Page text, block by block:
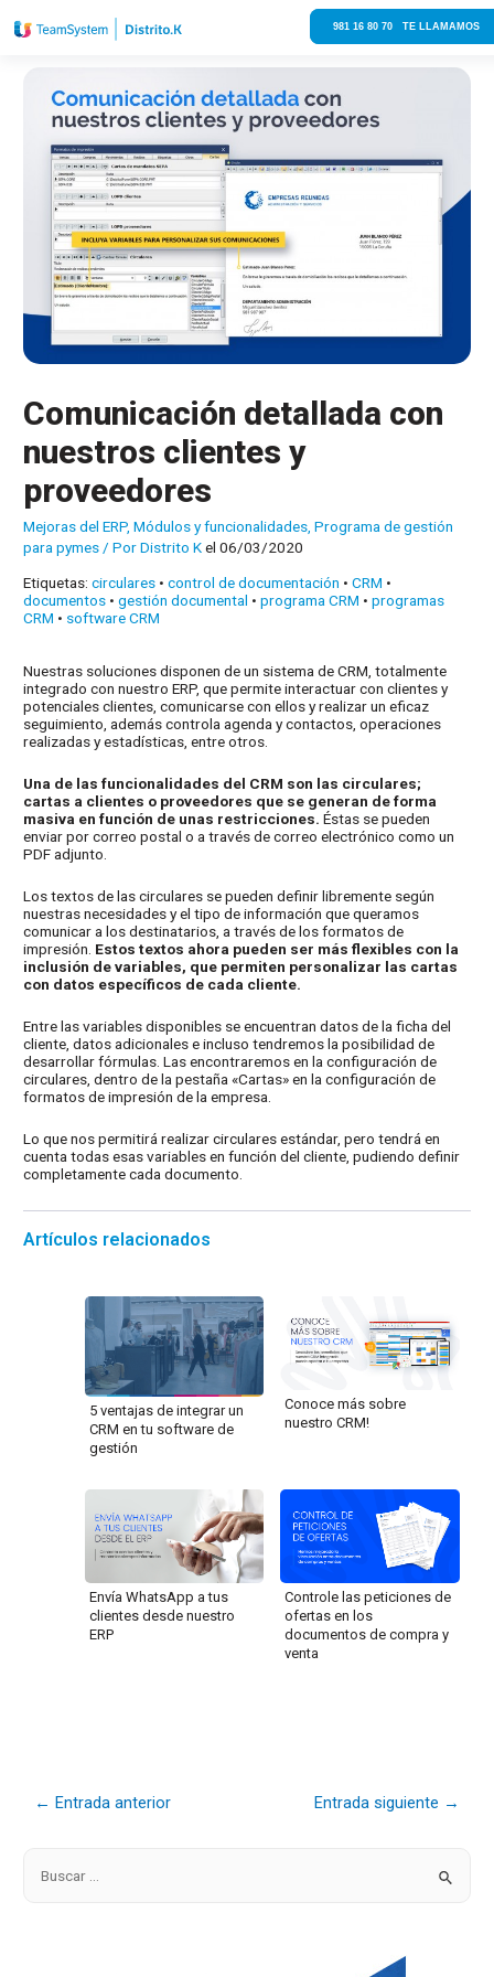
981 16 80 70 TE LLAMAMOS
Comunicación detallada con
nuestros clientes y
proveedores
Mejoras del ERP,Módulos y funcionalidades,Programa de gestión
para pymes/ PorDistrito Kel 06/03/2020
Etiquetas:circulares •control de documentación •CRM •
documentos •gestión documental •programa CRM •programas
CRM • software CRM
Nuestras soluciones disponen de un sistema de CRM, totalmente
integrado con nuestro ERP, que permite interactuar con clientes y
potenciales clientes, comunicarse con ellos y realizar un eficaz
seguimiento, además controla agenda y contactos, operaciones
realizadas y estadísticas, entre otros.
Una de las funcionalidades del CRM son las circulares;
cartas a clientes o proveedores que se generan de forma
masiva en función de unas restricciones. Éstas se pueden
enviar por correo postal o a través de correo electrónico como un
PDF adjunto.
Los textos de las circulares se pueden definir libremente según
nuestras necesidades y el tipo de información que queramos
comunicar a los destinatarios, a través de los formatos de
impresión. Estos textos ahora pueden ser más flexibles con la
inclusión de variables, que permiten personalizar las cartas
con datos específicos de cada cliente.
Entre las variables disponibles se encuentran datos de la ficha del
cliente, datos adicionales e incluso tendremos la posibilidad de
desarrollar fórmulas. Las encontraremos en la configuración de
circulares, dentro de la pestaña «Cartas» en la configuración de
formatos de impresión de la empresa.
Lo que nos permitirá realizar circulares estándar, pero tendrá en
cuenta todas esas variables en función del cliente, pudiendo definir
completamente cada documento.
Artículos relacionados
5 ventajas de integrar un
CRM en tu software de
gestión
Conoce más sobre
nuestro CRM!
Envía WhatsApp a tus
clientes desde nuestro
ERP
Controle las peticiones de
ofertas en los
documentos de compra y
venta
← Entrada anterior Entrada siguiente →